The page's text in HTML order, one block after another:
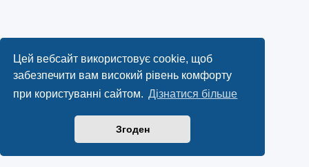
Цей вебсайт використовує cookie, щоб
забезпечити вам високий рівень комфорту
при користуванні сайтом. Дізнатися більше
Згоден